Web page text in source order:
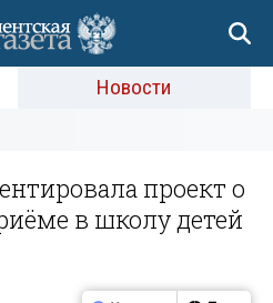
Новости
проект о
в школу детей